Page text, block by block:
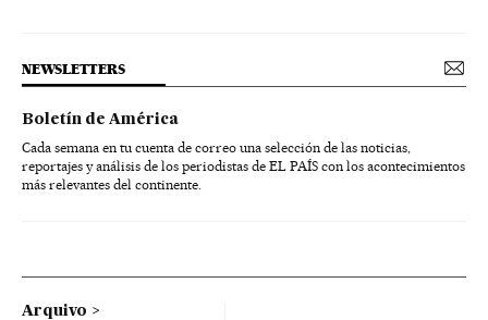
NEWSLETTERS
Boletín de América
Cada semana en tu cuenta de correo una selección de las noticias,
reportajes y análisis de los periodistas de EL PAÍS con los acontecimientos
más relevantes del continente.
Arquivo